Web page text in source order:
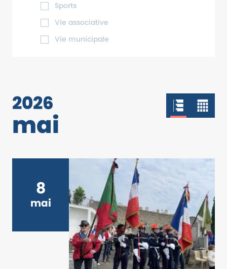
Sports
Vie associative
Vie municipale
2026
mai
8
mai